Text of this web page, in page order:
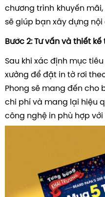
chương trình khuyến
sẽ giúp bạn xây dựng
Bước 2: Tư vấn và thiết kế
Sau khi xác định mục
xưởng để đặt in tờ rơi
Phong sẽ mang đến cho
chi phí và mang lại hiệu
công nghệ in phù hợp